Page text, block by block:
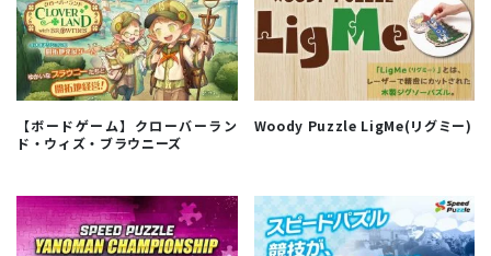
【ボードゲーム】クローバーラン
ド・ウィズ・ブラウニーズ
Woody Puzzle LigMe(リグミー)